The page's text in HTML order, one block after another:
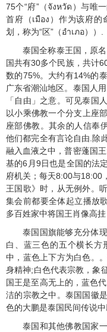
75个“府”（ จังหวัด ）与唯
首府（ เมือง ）作为该府的
划，称为“区”（ อำเภอ）） .
泰国全称泰王国，原
国共有30多个民族，共计
数的75%。大约有14%的
广东省潮汕地区。泰国人
「自由」之意。可见泰国
以小乘佛教一个分支上座
座部佛教。其余的人信奉
他们都完全有言论自由.除
融入血液之中，普密蓬国王
基的6 月9日也是全国的法
府机关；每天8:00与18:00
王国歌》时，从无例外。
集会前都要全体起立播放
多百姓家中将国王肖像高挂
泰国国旗能够充分体
白、蓝三色的五个横长方
中，蓝色上下方为白色。
身精神;白色代表宗教，象
国王是至高无上的，蓝色
洁的宗教之中。泰国国徽
色的大鹏是泰国民间传说中
泰国和其他佛教国家